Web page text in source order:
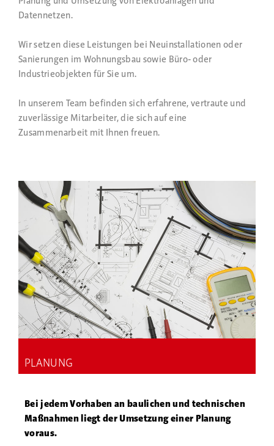
Datennetzen.
Wir setzen diese Leistungen bei Neuinstallationen oder
Sanierungen im Wohnungsbau sowie Büro- oder
Industrieobjekten für Sie um.
In unserem Team befinden sich erfahrene, vertraute und
zuverlässige Mitarbeiter, die sich auf eine
Zusammenarbeit mit Ihnen freuen.
PLANUNG
Bei jedem Vorhaben an baulichen und technischen
Maßnahmen liegt der Umsetzung einer Planung
voraus.